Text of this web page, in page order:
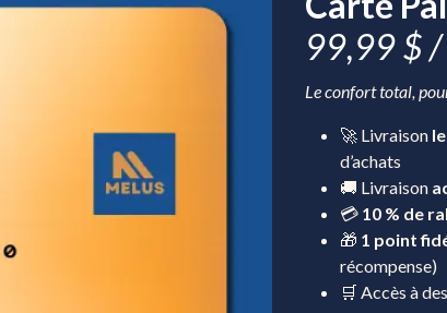
99,99 $ /
Le confort total,
🚀 Livraison
d’achats
🚚 Livraison
💳 10 % de
🎁 1 point
récompense)
🛒 Accès à des